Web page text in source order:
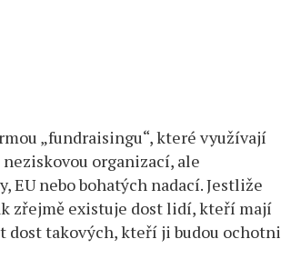
„fundraisingu“, které využívají
organizací, ale
EU nebo bohatých nadací. Jestliže
zřejmě existuje dost lidí, kteří mají
dost takových, kteří ji budou ochotni